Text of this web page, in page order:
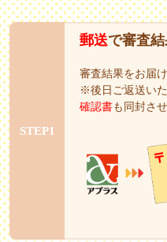
STEP1
郵送で審査結
審査結果をお届
※後日ご返送いた
確認書も同封さ